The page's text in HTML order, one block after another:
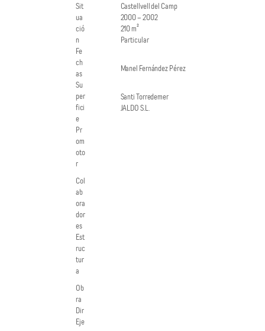
Sit
ua
ció
n
Fe
ch
as
Su
per
fici
e
Pr
om
oto
r
Col
ab
ora
dor
es
Est
ruc
tur
a
Ob
ra
Dir
Eje
Castellvell del Camp
2000 – 2002
210 m²
Particular
Manel Fernández Pérez
Santi Torredemer
JALDO S.L.